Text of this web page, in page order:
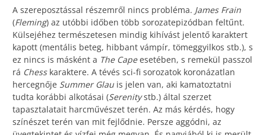
A szereposztással részemről nincs probléma. James Frain
(Fleming) az utóbbi időben több sorozatepizódban feltűnt.
Külsejéhez természetesen mindig kihívást jelentő karaktert
kapott (mentális beteg, hibbant vámpír, tömeggyilkos stb.), s
ez nincs is másként a The Capeesetében, s remekül passzol
rá Chesskaraktere. A tévés sci-fi sorozatok koronázatlan
hercegnője Summer Glau is jelen van, aki kamatoztatni
tudta korábbi alkotásai (Serenitystb.) által szerzet
tapasztalatait harcművészet terén. Az más kérdés, hogy
színészet terén van mit fejlődnie. Persze aggódni, az